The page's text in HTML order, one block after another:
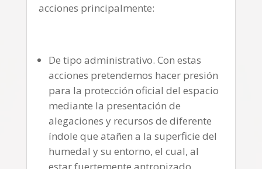
acciones principalmente:
De tipo administrativo. Con estas
acciones pretendemos hacer presión
para la protección oficial del espacio
mediante la presentación de
alegaciones y recursos de diferente
índole que atañen a la superficie del
humedal y su entorno, el cual, al